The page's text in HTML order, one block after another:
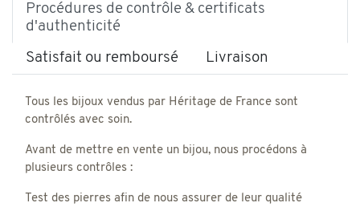
Procédures de contrôle & certificats
d'authenticité
Satisfait ou remboursé Livraison
Tous les bijoux vendus par Héritage de France sont
contrôlés avec soin.
Avant de mettre en vente un bijou, nous procédons à
plusieurs contrôles :
Test des pierres afin de nous assurer de leur qualité